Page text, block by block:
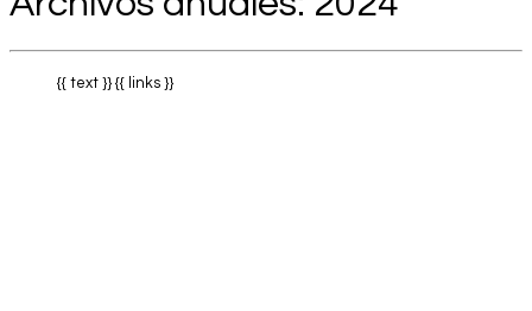
{{ text }} {{ links }}